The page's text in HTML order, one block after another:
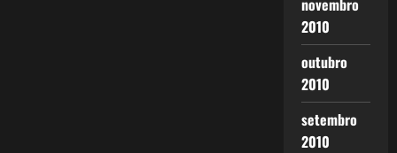
novembro
2010
outubro
2010
setembro
2010